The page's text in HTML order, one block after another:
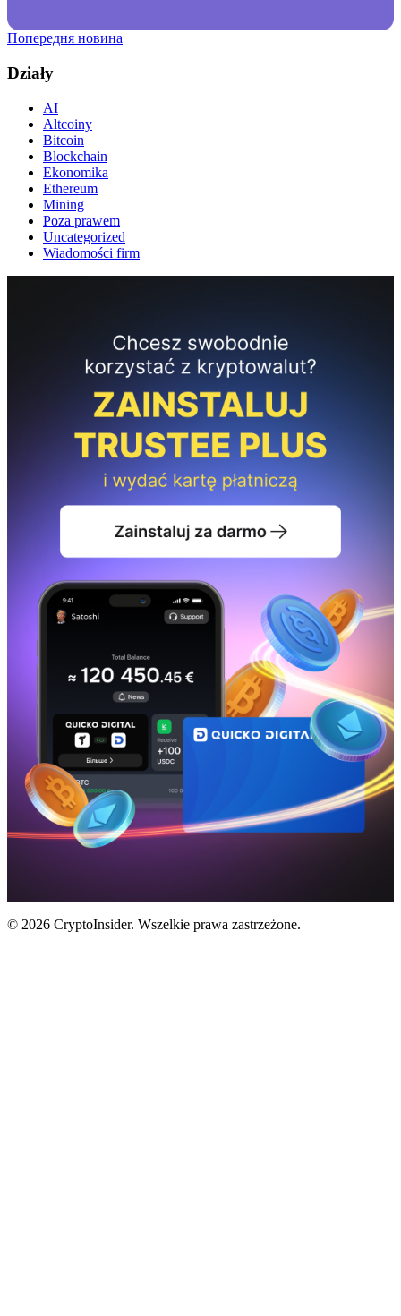
Попередня новина
Działy
AI
Altcoiny
Bitcoin
Blockchain
Ekonomika
Ethereum
Mining
Poza prawem
Uncategorized
Wiadomości firm
© 2026 CryptoInsider. Wszelkie prawa zastrzeżone.